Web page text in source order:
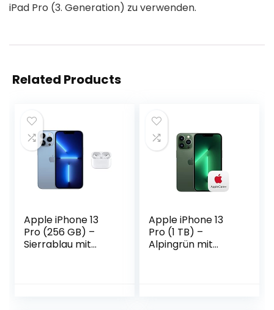
iPad Pro (3. Generation) zu verwenden.
Related Products
Apple iPhone 13
Pro (256 GB) –
Sierrablau mit
Apple iPhone 13
Pro (1 TB) –
Alpingrün mit